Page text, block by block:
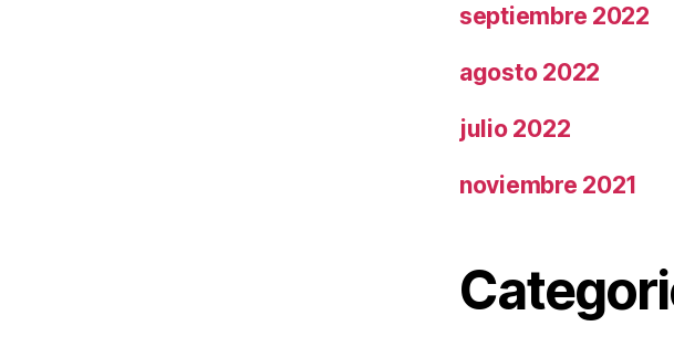
septiembre 2022
agosto 2022
julio 2022
noviembre 2021